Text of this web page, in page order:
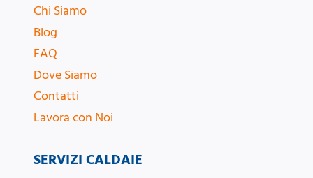
Chi Siamo
Blog
FAQ
Dove Siamo
Contatti
Lavora con Noi
SERVIZI CALDAIE